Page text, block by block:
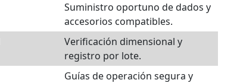
Suministro oportuno de dados y
accesorios compatibles.
Verificación dimensional y
registro por lote.
Guías de operación segura y